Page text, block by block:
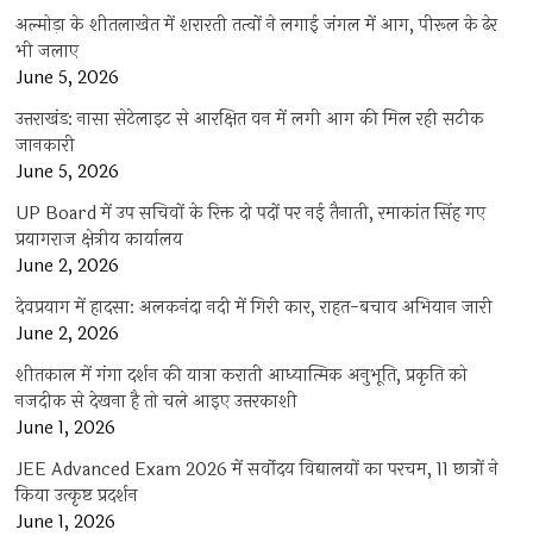
अल्मोड़ा के शीतलाखेत में शरारती तत्वों ने लगाई जंगल में आग, पीरूल के ढेर
भी जलाए
June 5, 2026
उत्तराखंड: नासा सेटेलाइट से आरक्षित वन में लगी आग की मिल रही सटीक
जानकारी
June 5, 2026
UP Board में उप सचिवों के रिक्त दो पदों पर नई तैनाती, रमाकांत सिंह गए
प्रयागराज क्षेत्रीय कार्यालय
June 2, 2026
देवप्रयाग में हादसा: अलकनंदा नदी में गिरी कार, राहत-बचाव अभियान जारी
June 2, 2026
शीतकाल में गंगा दर्शन की यात्रा कराती आध्यात्मिक अनुभूति, प्रकृति को
नजदीक से देखना है तो चले आइए उत्तरकाशी
June 1, 2026
JEE Advanced Exam 2026 में सर्वोदय विद्यालयों का परचम, 11 छात्रों ने
किया उत्कृष्ट प्रदर्शन
June 1, 2026